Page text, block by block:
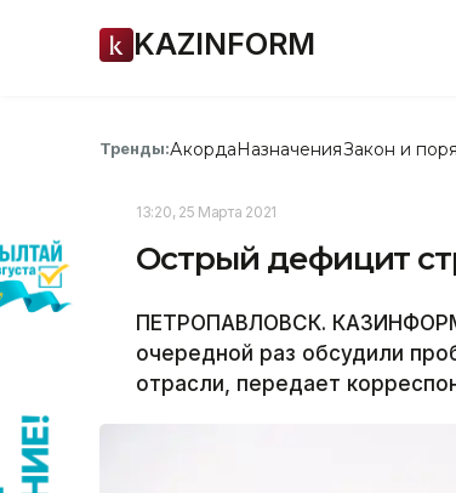
KAZINFORM
Тренды:АкордаНазначенияЗакон и
13:20, 25 Марта 2021
Острый дефицит
ПЕТРОПАВЛОВСК. КАЗИНФОРМ
очередной раз обсудили
отрасли, передает